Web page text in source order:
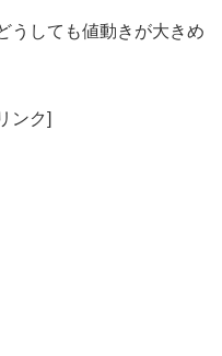
うしても値動きが大きめ
ンク]